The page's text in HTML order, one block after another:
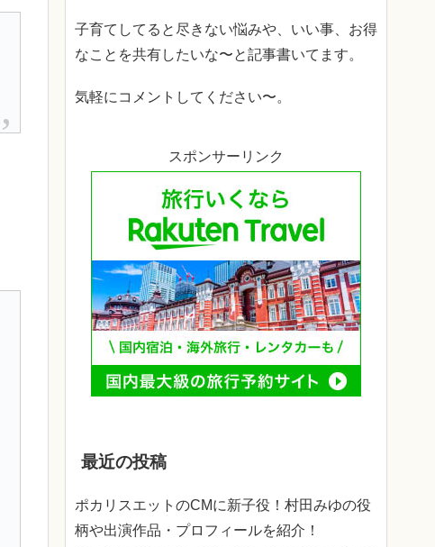
子育てしてると尽きない悩みや、いい事、お得
なことを共有したいな〜と記事書いてます。
気軽にコメントしてください〜。
スポンサーリンク
最近の投稿
ポカリスエットのCMに新子役！村田みゆの役
柄や出演作品・プロフィールを紹介！